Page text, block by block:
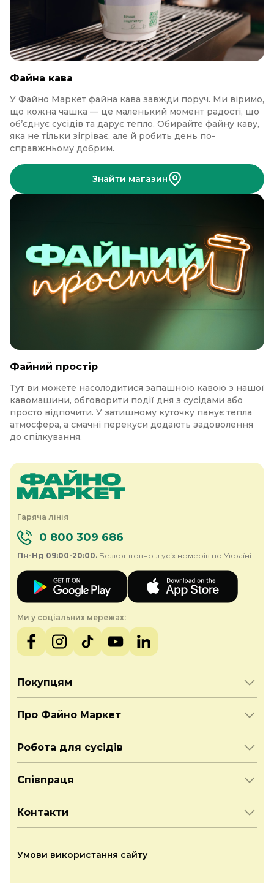
Файна кава
У Файно Маркет файна кава завжди поруч. Ми віримо,
що кожна чашка — це маленький момент радості, що
об’єднує сусідів та дарує тепло. Обирайте файну каву,
яка не тільки зігріває, але й робить день по-
справжньому добрим.
Знайти магазин
Файний простір
Тут ви можете насолодитися запашною кавою з нашої
кавомашини, обговорити події дня з сусідами або
просто відпочити. У затишному куточку панує тепла
атмосфера, а смачні перекуси додають задоволення
до спілкування.
Покупцям
Про Файно Маркет
Робота для сусідів
Співпраця
Контакти
Умови використання сайту
Гаряча лінія
0 800 309 686
Пн-Нд 09:00-20:00. Безкоштовно з усіх номерів по Україні.
Ми у соціальних мережах: